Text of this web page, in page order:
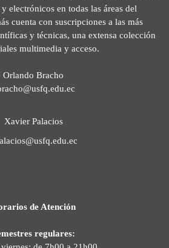
electrónicos en todas las áreas del
cuenta con suscripciones a las más
y técnicas, una extensa colección
multimedia y acceso.
Orlando Bracho
Xavier Palacios
de Atención
regulares: